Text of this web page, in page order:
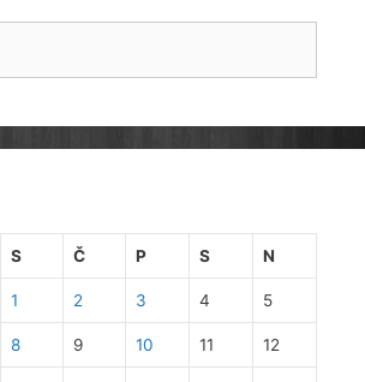
S Č P S N
1 2 3 4 5
8 9 10 11 12